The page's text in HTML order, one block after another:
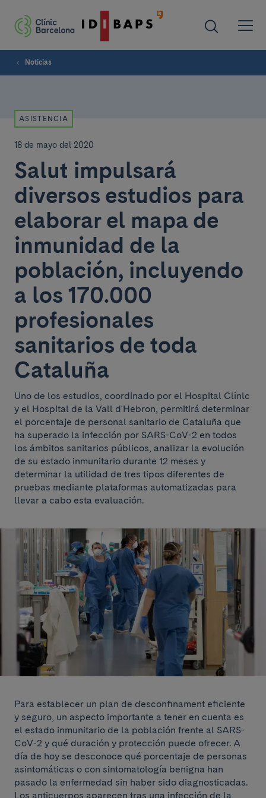
Noticias
ASISTENCIA
18 de mayo del 2020
Salut impulsará
diversos estudios para
elaborar el mapa de
inmunidad de la
población, incluyendo
a los 170.000
profesionales
sanitarios de toda
Cataluña
Uno de los estudios, coordinado por el Hospital Clínic
y el Hospital de la Vall d'Hebron, permitirá determinar
el porcentaje de personal sanitario de Cataluña que
ha superado la infección por SARS-CoV-2 en todos
los ámbitos sanitarios públicos, analizar la evolución
de su estado inmunitario durante 12 meses y
determinar la utilidad de tres tipos diferentes de
pruebas mediante plataformas automatizadas para
llevar a cabo esta evaluación.
Para establecer un plan de desconfinament eficiente
y seguro, un aspecto importante a tener en cuenta es
el estado inmunitario de la población frente al SARS-
CoV-2 y qué duración y protección puede ofrecer. A
día de hoy se desconoce qué porcentaje de personas
asintomáticas o con sintomatología benigna han
pasado la enfermedad sin haber sido diagnosticadas.
Los anticuerpos aparecen tras una infección de la